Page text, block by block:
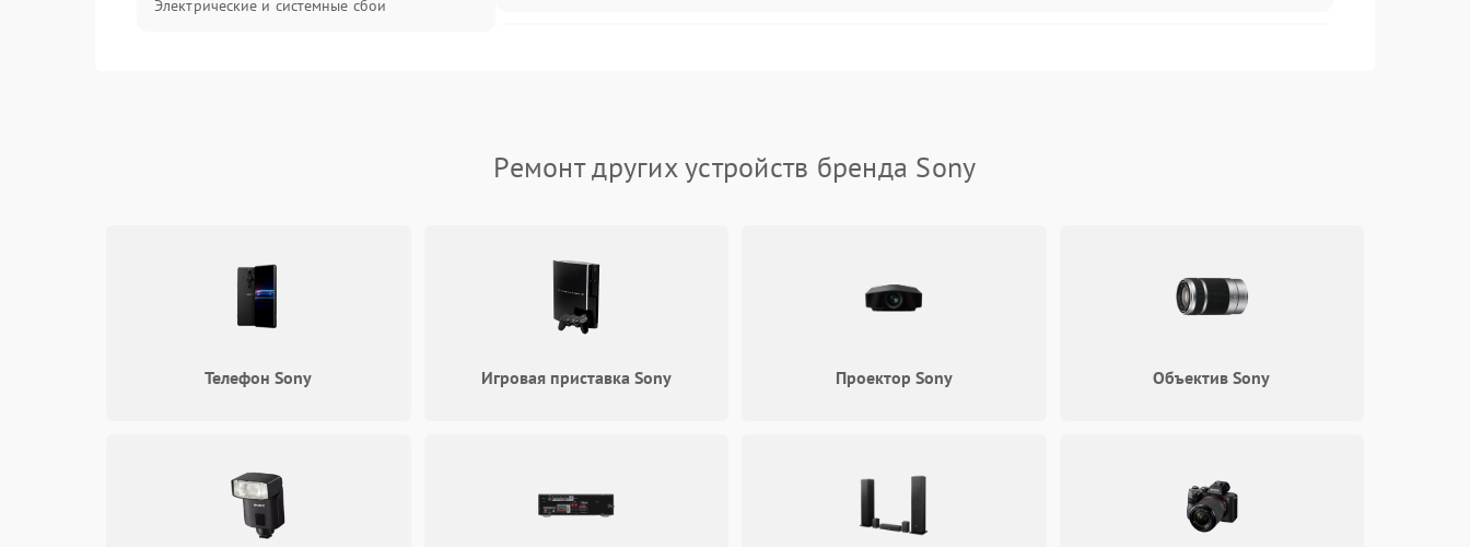
Электрические и системные сбои
устройства или разъёма питания
85 мин 1 год
кулера
Выход из строя SSD или HDD:
медленная загрузка, ошибки
Проблемы Wi‑Fi или Bluetooth
1 год Подробнее →
Ремонт других устройств бренда Sony
Телефон Sony Игровая приставка Sony Проектор Sony Объектив Sony